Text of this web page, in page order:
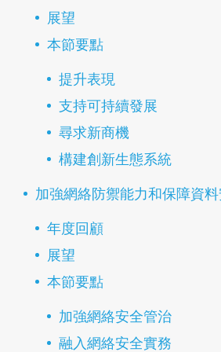
展望
本節要點
提升表現
支持可持續發展
尋求新商機
構建創新生態系統
加強網絡防禦能力和保障資
年度回顧
展望
本節要點
加強網絡安全管治
融入網絡安全實務